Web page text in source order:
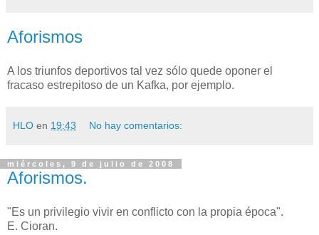
Aforismos
A los triunfos deportivos tal vez sólo quede oponer el
fracaso estrepitoso de un Kafka, por ejemplo.
HLO en 19:43 No hay comentarios:
miércoles, 9 de julio de 2008
Aforismos.
"Es un privilegio vivir en conflicto con la propia época".
E. Cioran.